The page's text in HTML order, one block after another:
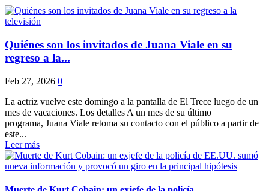
Quiénes son los invitados de Juana Viale en su
regreso a la...
Feb 27, 2026 0
La actriz vuelve este domingo a la pantalla de El Trece luego de un
mes de vacaciones. Los detalles A un mes de su último
programa, Juana Viale retoma su contacto con el público a partir de
este...
Leer más